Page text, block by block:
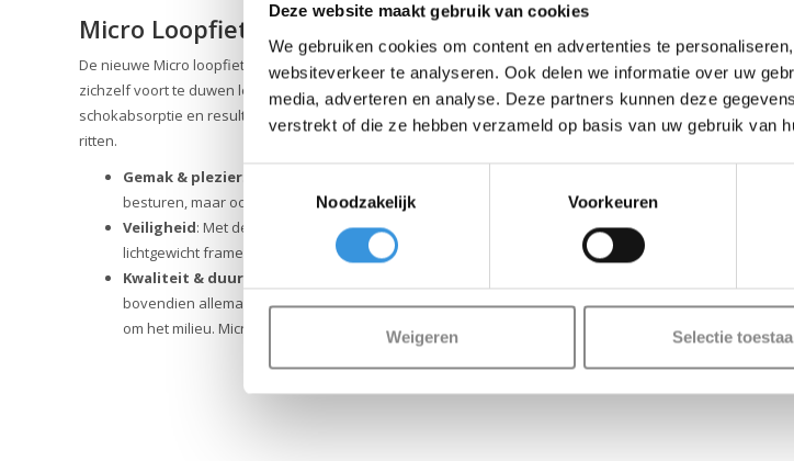
Deze website maakt gebruik van cookies
We gebruiken cookies om content en advertenties te
websiteverkeer te analyseren. Ook delen we informatie over uw
media, adverteren en analyse. Deze partners kunnen deze
verstrekt of die ze hebben verzameld op basis van uw gebruik van
Noodzakelijk
Voorkeuren
Weigeren Selectie
Micro Loopfiets Lite Peacock Groen
De nieuwe Micro loopfiets Lite is perfect voor peuters van 2 tot 5 jaar. Door het gebruikte magnesium is
zichzelf voort te duwen leren kinderen op een natuurlijke manier evenwicht te bewaren, wat de
schokabsorptie en resulteert in een comfortabele rit. Daarnaast is het duurzaam en milieuvriendelijk.
ritten.
Gemak & plezier : Het frame en het stuur zijn gemaakt van lichtgewicht magnesium, waardoor
besturen, maar ook draagbaar en handig om aan een kinderwagen te bevestigen. De wielen van de
Veiligheid: Met de robuuste Micro loopfiets Lite kies je voor een veilige loopfiets. Door de
lichtgewicht frame en het brede stuur behoudt je kind gemakkelijk de controle.
Kwaliteit & duurzaamheid:
Bij Micro Mobility hechten we veel waarde aan kwaliteit. Alle
bovendien allemaal vervangbaar zijn. Ze zijn uitvoerig getest en voldoen aan de hoogste normen,
om het milieu. Micro zet zich volledig in voor een betere wereld, met aandacht voor mens en milieu,